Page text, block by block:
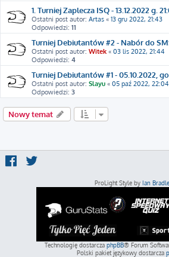
1. Turniej Zaplecza ISQ - 13.12.2022 g.
Ostatni post autor: Artas « 13 gru 2022, 21:43
Odpowiedzi: 11
Turniej Debiutantów #2 - Nabór do
Ostatni post autor: Witek « 03 lis 2022, 21:44
Odpowiedzi: 4
Turniej Debiutantów #1 - 05.10.2022,
Ostatni post autor: Slayu « 05 paź 2022, 22:04
Odpowiedzi: 3
Nowy temat
ProLight Style by Ian
Technologię dostarcza phpBB® Forum
Polski pakiet językowy dostarcza